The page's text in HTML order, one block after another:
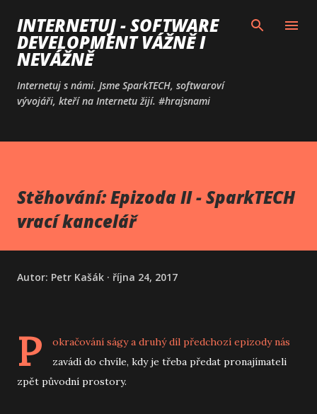
Přeskočit na hlavní obsah
INTERNETUJ - SOFTWARE
DEVELOPMENT VÁŽNĚ I
NEVÁŽNĚ
Internetuj s námi. Jsme SparkTECH, softwaroví
vývojáři, kteří na Internetu žijí. #hrajsnami
Stěhování: Epizoda II - SparkTECH
vrací kancelář
Autor: Petr Kašák října 24, 2017
P
okračování ságy a druhý díl předchozí epizody nás
zavádí do chvíle, kdy je třeba předat pronajímateli
zpět původní prostory.